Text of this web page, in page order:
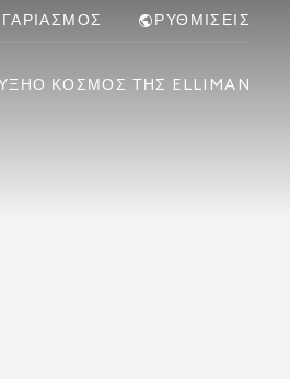
ΡΥΘΜΊΣΕΙΣ
Ο ΚΌΣΜΟΣ ΤΗΣ ELLIMAN